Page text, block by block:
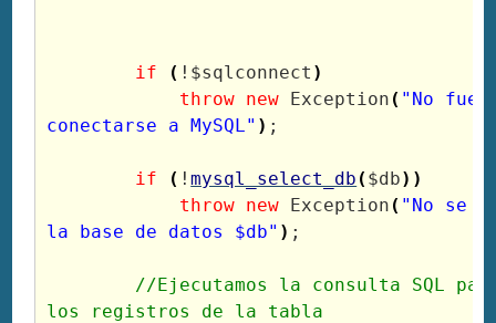
if ( ! $sqlconnect )
throw new Exception ( "No fue
conectarse a MySQL" ) ;
if ( !mysql_select_db ( $db) )
throw new Exception ( "No se
la base de datos $db" ) ;
//Ejecutamos la consulta SQL
los registros de la tabla